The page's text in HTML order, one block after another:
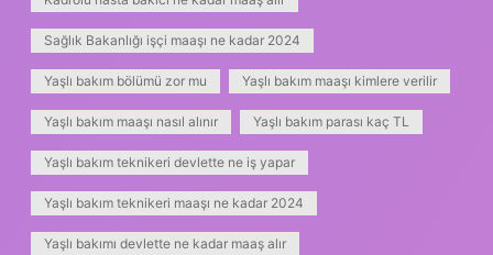
Sağlık Bakanlığı işçi maaşı ne kadar 2024
Yaşlı bakım bölümü zor mu Yaşlı bakım maaşı kimlere verilir
Yaşlı bakım maaşı nasıl alınır Yaşlı bakım parası kaç TL
Yaşlı bakım teknikeri devlette ne iş yapar
Yaşlı bakım teknikeri maaşı ne kadar 2024
Yaşlı bakımı devlette ne kadar maaş alır